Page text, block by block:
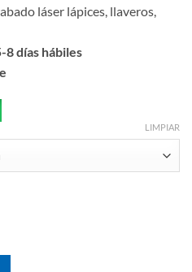
láser lápices, llaveros,
8 días hábiles
LIMPIAR